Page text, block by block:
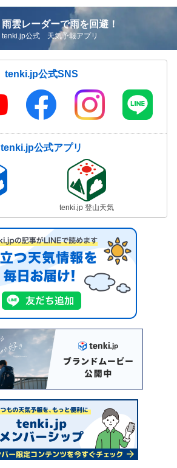
雨雲レーダーで雨を回避！
tenki.jp公式 天気予報アプリ
tenki.jp公式SNS
tenki.jp公式アプリ
tenki.jp 登山天気